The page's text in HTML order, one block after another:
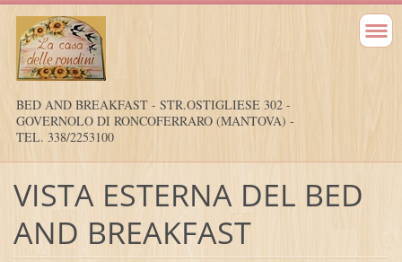
BED AND BREAKFAST - STR.OSTIGLIESE 302 -
GOVERNOLO DI RONCOFERRARO (MANTOVA) -
TEL. 338/2253100
VISTA ESTERNA DEL BED
AND BREAKFAST